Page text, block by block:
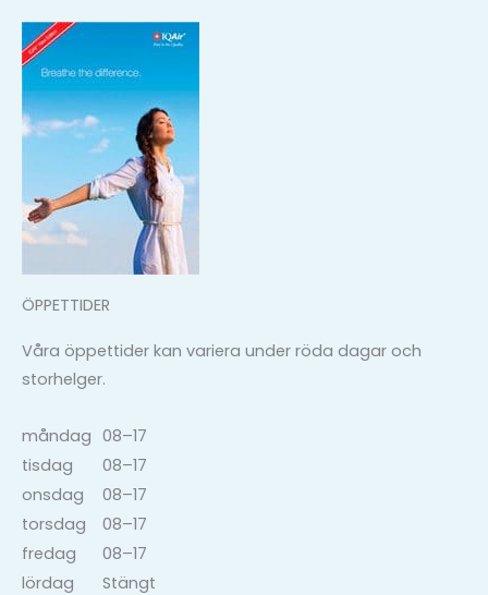
ÖPPETTIDER
Våra öppettider kan variera under röda dagar och
storhelger.
måndag
tisdag
onsdag
torsdag
fredag
lördag
08–17
08–17
08–17
08–17
08–17
Stängt